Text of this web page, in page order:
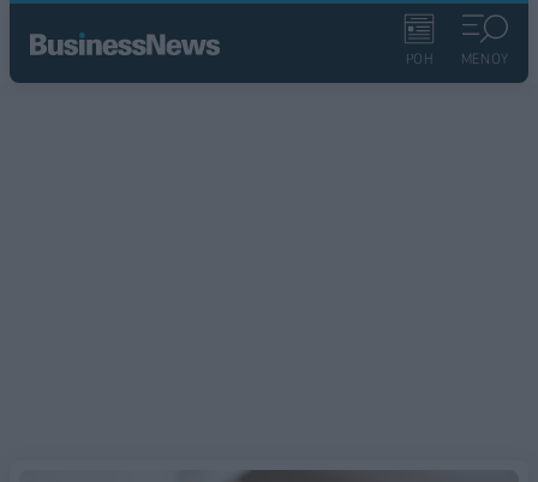
ΡΟΗ ΜΕΝΟΥ